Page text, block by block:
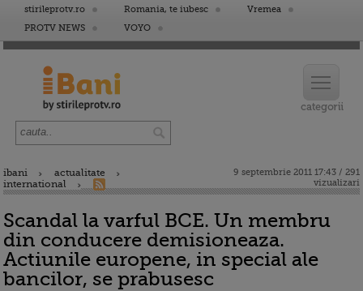
stirileprotv.ro Romania, te iubesc
Vremea
PROTV NEWS
VOYO
ibani
actualitate
international
9 septembrie 2011 17:43 / 291
vizualizari
Scandal la varful BCE. Un membru
din conducere demisioneaza.
Actiunile europene, in special ale
bancilor, se prabusesc